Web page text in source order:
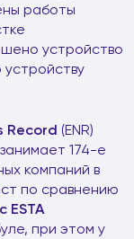
работы
устройство
Record (ENR)
174-е
компаний в
по сравнению
ESTA
при этом у